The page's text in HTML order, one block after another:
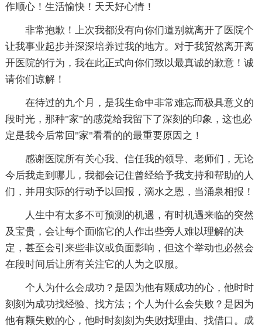
作顺心！生活愉快！天天好心情！
非常抱歉！上次我都没有向你们道别就离开了医院个
让我事业起步并深深培养过我的地方。对于我贸然离开离
开医院的行为，我在此正式向你们致以最真诚的歉意！诚
请你们谅解！
在待过的九个月，是我生命中非常难忘而极具意义的
段时光，那种"家"的感觉给我留下了深刻的印象，这也必
定是我今后常回"家"看看的的最重要原因之！
感谢医院所有关心我、信任我的领导、老师们，无论
今后我走到哪儿，我都会记住曾经给予我支持和帮助的人
们，并用实际的行动予以回报，滴水之恩，当涌泉相报！
人生中有太多不可预测的机遇，有时机遇来临的突然
及宝贵，会让每个面临它的人作出些旁人难以理解的决
定，甚至会引来些非议或负面影响，但这个举动也必然会
在段时间后让所有关注它的人为之叹服。
个人为什么会成功？是因为他有颗成功的心，他时时
刻刻为成功找经验、找方法；个人为什么会失败？是因为
他有颗失败的心，他时时刻刻为失败找理由、找借口。成